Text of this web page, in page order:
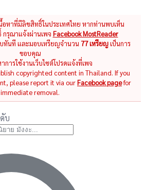
อหาที่มีลิขสิทธิ์ในประเทศไทย หากท่านพบเห็น
กรุณาแจ้งผ่านเพจ Facebook MostReader
ทันที และมอบเหรียญจำนวน 77 เหรียญเป็นการ
ขอบคุณ
ารใช้งานเว็บไซต์โปรดแจ้งที่เพจ
copyrighted content in Thailand. If you
please report it via ourFacebook pagefor
immediate removal.
บ